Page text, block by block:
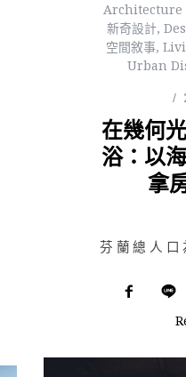
Architecture
新奇設計,
空間敘事,
Urban
在幾何
浴：以
拿